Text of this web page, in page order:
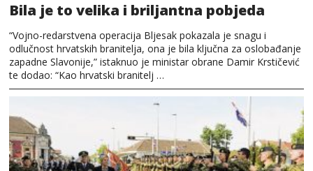
Bila je to velika i briljantna pobjeda
“Vojno-redarstvena operacija Bljesak pokazala je snagu i
odlučnost hrvatskih branitelja, ona je bila ključna za oslobađanje
zapadne Slavonije,” istaknuo je ministar obrane Damir Krstičević
te dodao: “Kao hrvatski branitelj …